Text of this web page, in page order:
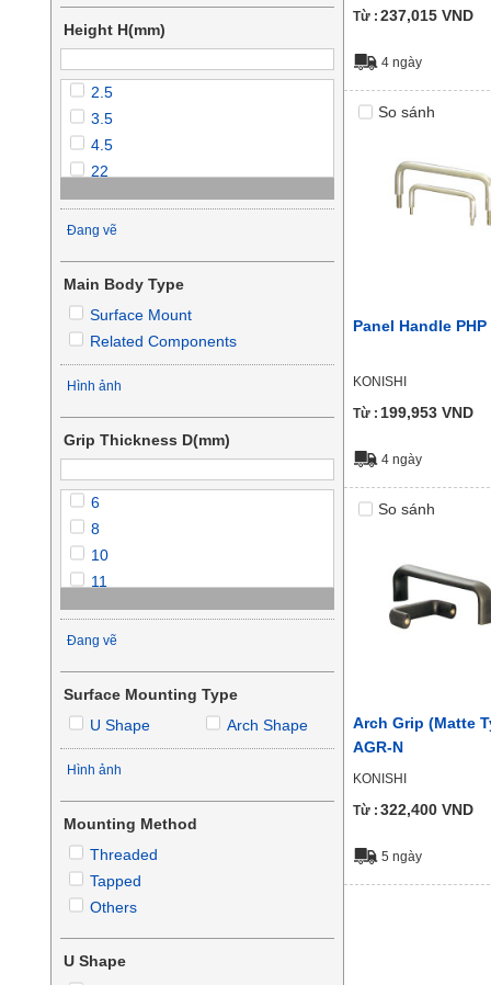
238
300
Height H(mm)
2.5
3.5
4.5
22
28
30
32
41
44
45
48
50
53
54
56
57
64
Đang vẽ
Main Body Type
Surface Mount
Related Components
Hình ảnh
Grip Thickness D(mm)
6
8
10
11
12
21
24
28
32
Đang vẽ
Surface Mounting Type
U Shape
Arch Shape
Hình ảnh
Mounting Method
Threaded
Tapped
Others
U Shape
Từ : 237,015 VND
4 ngày
So sánh
Panel Handle PHP
KONISHI
Từ : 199,953 VND
4 ngày
So sánh
Arch Grip (Matte
AGR-N
KONISHI
Từ : 322,400 VND
5 ngày